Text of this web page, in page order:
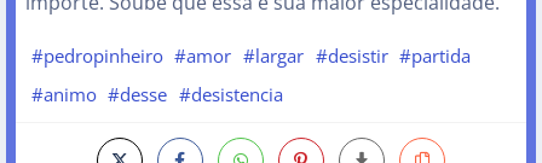
#pedropinheiro #amor #largar #desistir #partida
#animo #desse #desistencia